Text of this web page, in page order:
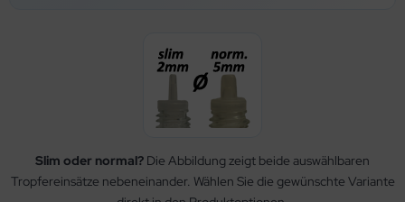
Slim oder normal? Die Abbildung zeigt beide auswählbaren
Tropfereinsätze nebeneinander. Wählen Sie die gewünschte Variante